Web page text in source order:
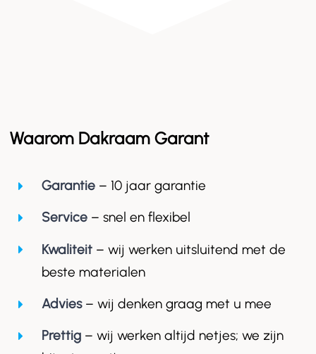
Waarom Dakraam Garant
Garantie– 10 jaar garantie
Service – snel en flexibel
Kwaliteit– wij werken uitsluitend met de
beste materialen
Advies– wij denken graag met u mee
Prettig– wij werken altijd netjes; we zijn